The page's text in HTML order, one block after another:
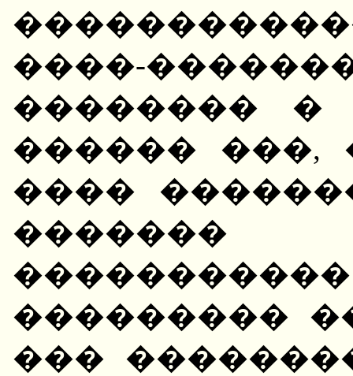
����-
�������� �
������ ���,
����
���������
���